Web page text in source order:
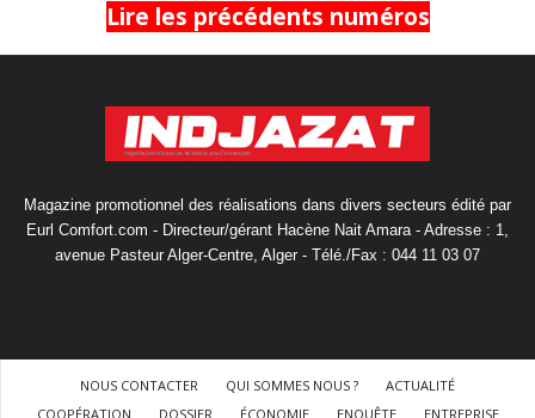
Lire les précédents numéros
Magazine promotionnel des réalisations dans divers secteurs édité par
Eurl Comfort.com - Directeur/gérant Hacène Nait Amara - Adresse : 1,
avenue Pasteur Alger-Centre, Alger - Télé./Fax : 044 11 03 07
NOUS CONTACTER QUI SOMMES NOUS ?
ACTUALITÉ
COOPÉRATION
DOSSIER ÉCONOMIE ENQUÊTE ENTREPRISE